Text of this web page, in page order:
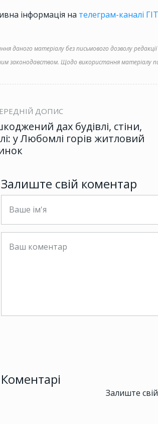
інформація на телеграм-каналі
даного матеріалу без письмового дозволу
законодавством. Щодо використання матеріалу
ДОПИС
дах будівлі, стіни,
у Любомлі горів житловий
Залиште свій коментар
Коментарі
Залиште